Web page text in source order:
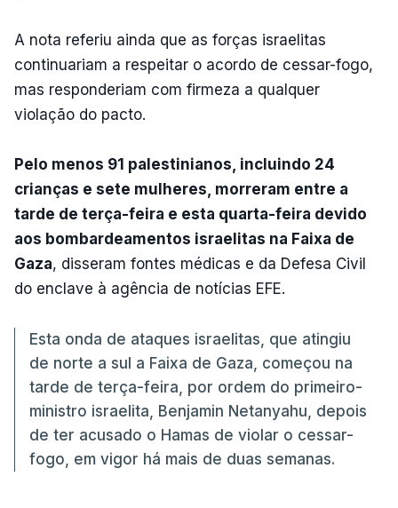
A nota referiu ainda que as forças israelitas
continuariam a respeitar o acordo de cessar-fogo,
mas responderiam com firmeza a qualquer
violação do pacto.
Pelo menos 91 palestinianos, incluindo 24
crianças e sete mulheres, morreram entre a
tarde de terça-feira e esta quarta-feira devido
aos bombardeamentos israelitas na Faixa de
Gaza, disseram fontes médicas e da Defesa Civil
do enclave à agência de notícias EFE.
Esta onda de ataques israelitas, que atingiu
de norte a sul a Faixa de Gaza, começou na
tarde de terça-feira, por ordem do primeiro-
ministro israelita, Benjamin Netanyahu, depois
de ter acusado o Hamas de violar o cessar-
fogo, em vigor há mais de duas semanas.